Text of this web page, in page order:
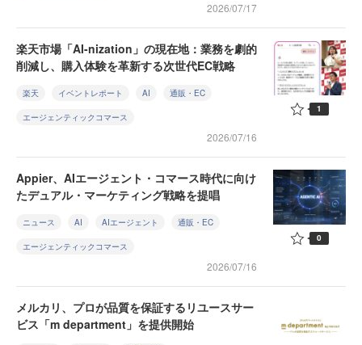
2026/07/17
楽天市場「AI-nization」の現在地：業務を劇的
削減し、購入体験を革新する次世代EC戦略
楽天 イベントレポート AI 通販・EC
エージェンティックコマース
2026/07/16
1
Appier、AIエージェント・コマース時代に向け
たデュアル・マーケティング戦略を提唱
ニュース AI AIエージェント 通販・EC
エージェンティックコマース
2026/07/16
0
メルカリ、プロが品質を保証するリユースサー
ビス「m department」を提供開始